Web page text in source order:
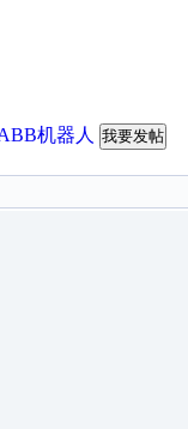
机器人 我要发帖